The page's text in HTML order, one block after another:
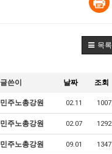
목록
글쓴이 날짜 조회
민주노총강원 02.11 1007
민주노총강원 02.07 1292
민주노총강원 09.01 1347